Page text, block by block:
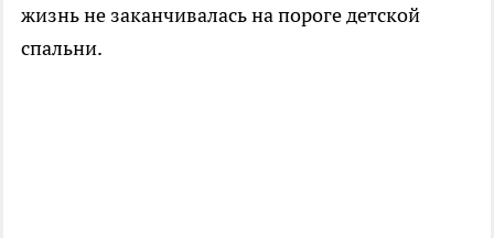
жизнь не заканчивалась на пороге детской
спальни.